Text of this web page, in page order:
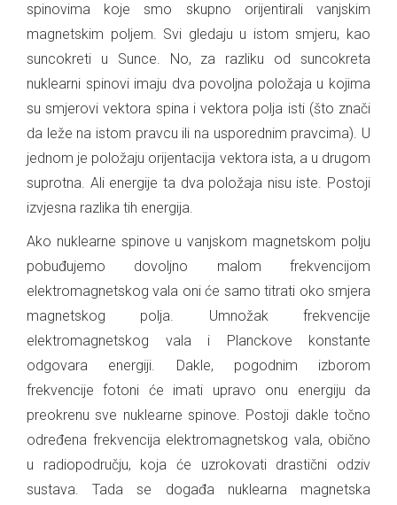
spinovima koje smo skupno orijentirali vanjskim
magnetskim poljem. Svi gledaju u istom smjeru, kao
suncokreti u Sunce. No, za razliku od suncokreta
nuklearni spinovi imaju dva povoljna položaja u kojima
su smjerovi vektora spina i vektora polja isti (što znači
da leže na istom pravcu ili na usporednim pravcima). U
jednom je položaju orijentacija vektora ista, a u drugom
suprotna. Ali energije ta dva položaja nisu iste. Postoji
izvjesna razlika tih energija.
Ako nuklearne spinove u vanjskom magnetskom polju
pobuđujemo dovoljno malom frekvencijom
elektromagnetskog vala oni će samo titrati oko smjera
magnetskog polja. Umnožak frekvencije
elektromagnetskog vala i Planckove konstante
odgovara energiji. Dakle, pogodnim izborom
frekvencije fotoni će imati upravo onu energiju da
preokrenu sve nuklearne spinove. Postoji dakle točno
određena frekvencija elektromagnetskog vala, obično
u radiopodručju, koja će uzrokovati drastični odziv
sustava. Tada se događa nuklearna magnetska